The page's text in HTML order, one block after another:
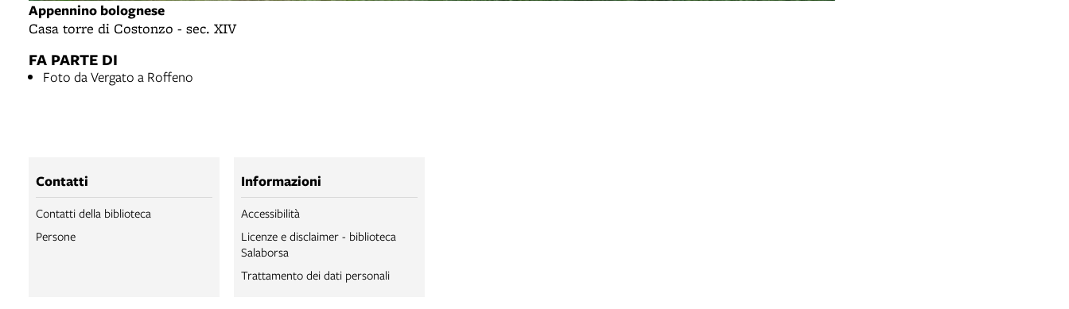
Appennino bolognese
Casa torre di Costonzo - sec. XIV
FA PARTE DI
Foto da Vergato a Roffeno
Contatti
Contatti della biblioteca
Persone
Informazioni
Accessibilità
Licenze e disclaimer - biblioteca
Salaborsa
Trattamento dei dati personali